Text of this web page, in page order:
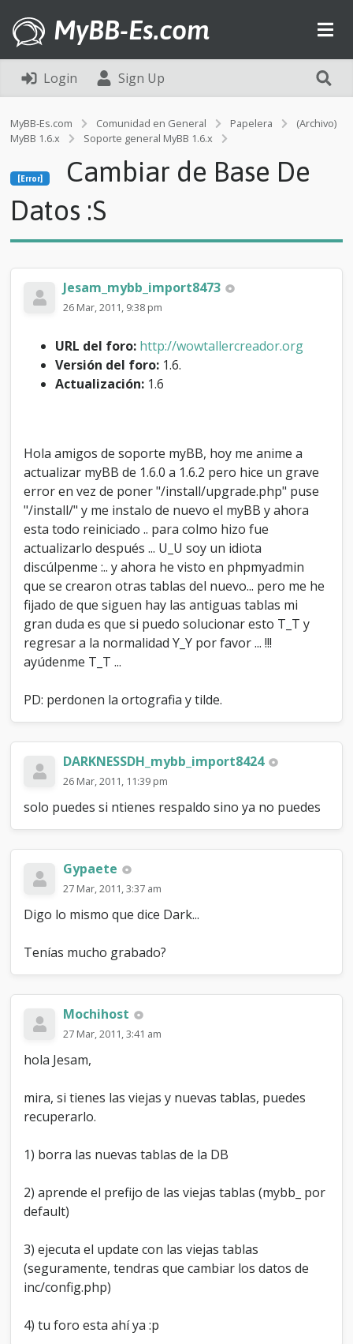
MyBB-Es.com
Login Sign Up
MyBB-Es.com Comunidad en General Papelera
(Archivo)
MyBB 1.6.x
Soporte general MyBB 1.6.x
C
a
a
d
e
e
s
:
[Error]
Cambiar de Base De
Datos :S
Jesam_mybb_import8473
26 Mar, 2011, 9:38 pm
URL del foro: http://wowtallercreador.org
Versión del foro: 1.6.
Actualización: 1.6
Hola amigos de soporte myBB, hoy me anime a
actualizar myBB de 1.6.0 a 1.6.2 pero hice un grave
error en vez de poner "/install/upgrade.php" puse
"/install/" y me instalo de nuevo el myBB y ahora
esta todo reiniciado .. para colmo hizo fue
actualizarlo después ... U_U soy un idiota
discúlpenme :.. y ahora he visto en phpmyadmin
que se crearon otras tablas del nuevo... pero me he
fijado de que siguen hay las antiguas tablas mi
gran duda es que si puedo solucionar esto T_T y
regresar a la normalidad Y_Y por favor ... !!!
ayúdenme T_T ...
PD: perdonen la ortografia y tilde.
DARKNESSDH_mybb_import8424
26 Mar, 2011, 11:39 pm
solo puedes si ntienes respaldo sino ya no puedes
Gypaete
27 Mar, 2011, 3:37 am
Digo lo mismo que dice Dark...
Tenías mucho grabado?
Mochihost
27 Mar, 2011, 3:41 am
hola Jesam,
mira, si tienes las viejas y nuevas tablas, puedes
recuperarlo.
1) borra las nuevas tablas de la DB
2) aprende el prefijo de las viejas tablas (mybb_ por
default)
3) ejecuta el update con las viejas tablas
(seguramente, tendras que cambiar los datos de
inc/config.php)
4) tu foro esta ahí ya :p